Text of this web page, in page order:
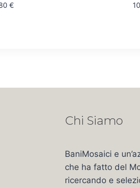
€
Chi Siamo
BaniMosaici e
che ha fatto del
ricercando e